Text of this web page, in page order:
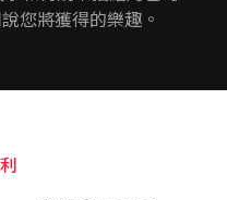
您將獲得的樂趣。